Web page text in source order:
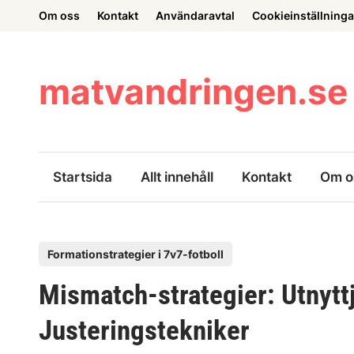
Om oss Kontakt Användaravtal
matvandringen.se
Startsida Allt innehåll Kontakt Om
s
e
Formationstrategier i 7v7-fotboll
Mismatch-strategier:
Justeringstekniker